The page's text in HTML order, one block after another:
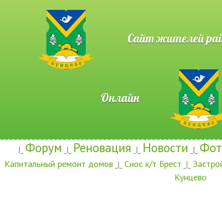
Сайт жителей
Онлайн
|_ Форум _|_ Реновация _|_ Новости _|_
Капитальный ремонт домов _|_ Снос к/т Брест _|_
Кунцево